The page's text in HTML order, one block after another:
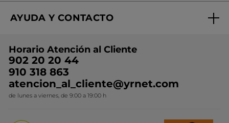
Nuestros compromisos
Conviértete en Franquiciada
Rebajas
Ideas de Regalo
Colección Monoi
Novedades del mes
AYUDA Y CONTACTO
Contacto
Horario Atención al Cliente
902 20 20 44
910 318 863
atencion_al_cliente@yrnet.com
de lunes a viernes, de 9:00 a 19:00 h